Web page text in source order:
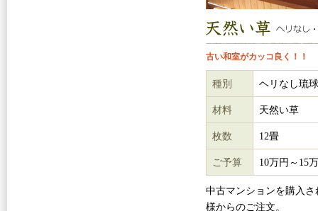
古い和室がカッコ良く！！
種別 ヘリなし琉
材料 天然い草
枚数 12畳
ご予算 10万円～15
中古マンションを購入さ
様からのご注文。